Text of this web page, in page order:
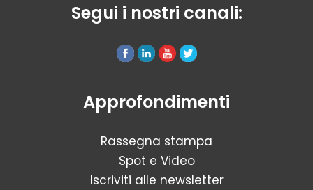
Segui i nostri canali:
Approfondimenti
Rassegna stampa
Spot e Video
Iscriviti alle newsletter